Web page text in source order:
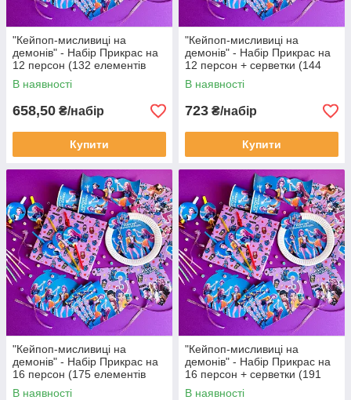
"Кейпоп-мисливиці на
демонів" - Набір Прикрас на
12 персон (132 елементів
декора)
В наявності
658,50 ₴/набір
Купити
"Кейпоп-мисливиці на
демонів" - Набір Прикрас на
12 персон + серветки (144
елементів декора)
В наявності
723 ₴/набір
Купити
"Кейпоп-мисливиці на
демонів" - Набір Прикрас на
16 персон (175 елементів
декора)
В наявності
"Кейпоп-мисливиці на
демонів" - Набір Прикрас на
16 персон + серветки (191
елементів декора)
В наявності